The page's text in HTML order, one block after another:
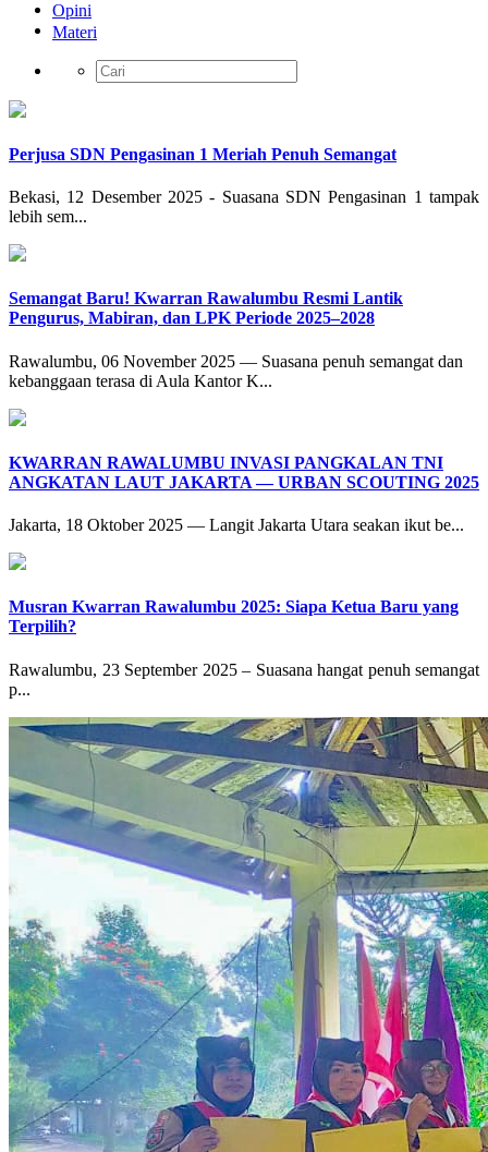
Opini
Materi
Perjusa SDN Pengasinan 1 Meriah Penuh Semangat
Bekasi, 12 Desember 2025 - Suasana SDN Pengasinan 1 tampak
lebih sem...
Semangat Baru! Kwarran Rawalumbu Resmi Lantik
Pengurus, Mabiran, dan LPK Periode 2025–2028
Rawalumbu, 06 November 2025 — Suasana penuh semangat dan
kebanggaan terasa di Aula Kantor K...
KWARRAN RAWALUMBU INVASI PANGKALAN TNI
ANGKATAN LAUT JAKARTA — URBAN SCOUTING 2025
Jakarta, 18 Oktober 2025 — Langit Jakarta Utara seakan ikut be...
Musran Kwarran Rawalumbu 2025: Siapa Ketua Baru yang
Terpilih?
Rawalumbu, 23 September 2025 – Suasana hangat penuh semangat
p...